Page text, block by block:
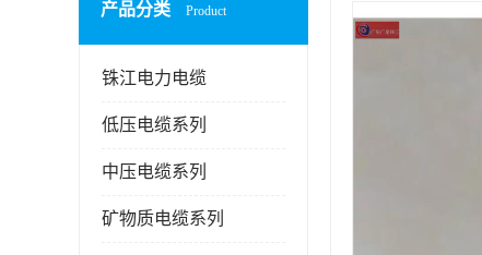
产品分类 Product
铢江电力电缆
低压电缆系列
中压电缆系列
矿物质电缆系列